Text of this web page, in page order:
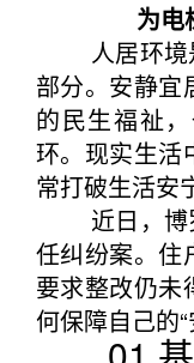
为电
人居环境是
部分。安静宜
的民生福祉
环。现实生活
常打破生活安
近日，博罗
任纠纷案。住
要求整改仍未
何保障自己的“